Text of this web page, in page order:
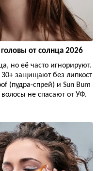
от солнца 2026
но её часто игнорируют.
защищают без липкост
(пудра-спрей) и Sun Bum
не спасают от УФ.